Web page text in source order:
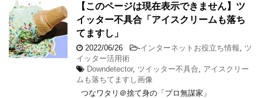
【このページは現在表示できません】ツ
イッター不具合「アイスクリームも落ち
てますし」
2022/06/26 -インターネットお役立ち情報
ツ
イッター活用術
Downdetector, ツイッター不具合
アイスクリー
ムも落ちてますし画像
つなワタリ＠捨て身の「プロ無謀家」